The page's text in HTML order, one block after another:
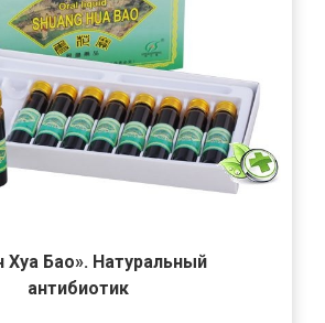
Хуа Бао». Натуральный
антибиотик